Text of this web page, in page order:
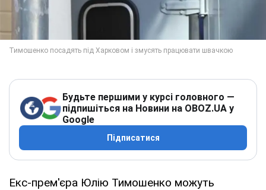
Будьте першими у курсі головного —
підпишіться на Новини на OBOZ.UA у
Google
Підписатися
Екс-прем'єра Юлію Тимошенко можуть